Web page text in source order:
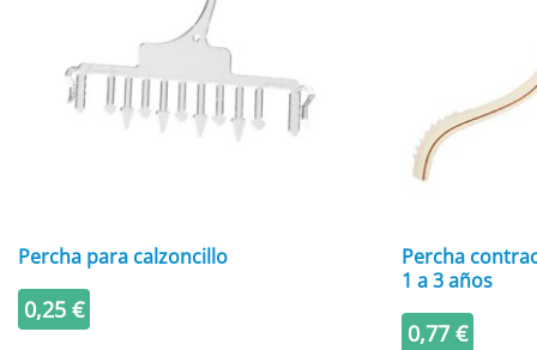
Percha para calzoncillo
0,25 €
Percha
1 a 3 años
0,77€